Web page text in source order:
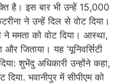
है। इस बार भी उन्हें 15,000
ने उन्हें दिल से वोट दिया।
ममता को वोट दिया। आस्था,
जिताया। यह ‘यूनिवर्सिटी
शुभेंदु अधिकारी उन्होंने कहा,
भवानीपुर में सीपीएम को